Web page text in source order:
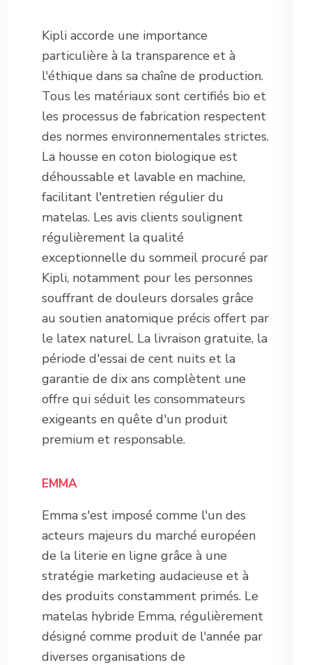
Kipli accorde une importance
particulière à la transparence et à
l'éthique dans sa chaîne de production.
Tous les matériaux sont certifiés bio et
les processus de fabrication respectent
des normes environnementales strictes.
La housse en coton biologique est
déhoussable et lavable en machine,
facilitant l'entretien régulier du
matelas. Les avis clients soulignent
régulièrement la qualité
exceptionnelle du sommeil procuré par
Kipli, notamment pour les personnes
souffrant de douleurs dorsales grâce
au soutien anatomique précis offert par
le latex naturel. La livraison gratuite, la
période d'essai de cent nuits et la
garantie de dix ans complètent une
offre qui séduit les consommateurs
exigeants en quête d'un produit
premium et responsable.
EMMA
Emma s'est imposé comme l'un des
acteurs majeurs du marché européen
de la literie en ligne grâce à une
stratégie marketing audacieuse et à
des produits constamment primés. Le
matelas hybride Emma, régulièrement
désigné comme produit de l'année par
diverses organisations de